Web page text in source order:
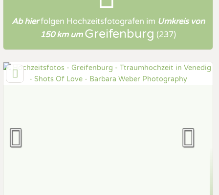
Ab hierfolgen Hochzeitsfotografen im Umkreis von
150 km um Greifenburg (237)